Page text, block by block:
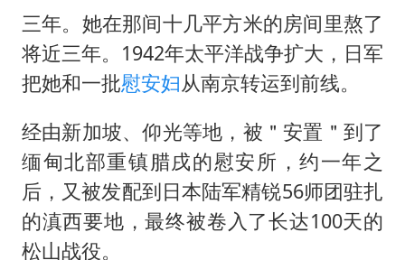
三年。她在那间十几平方米的房间里熬了
将近三年。1942年太平洋战争扩大，日军
把她和一批慰安妇从南京转运到前线。
经由新加坡、仰光等地，被＂安置＂到了
缅甸北部重镇腊戌的慰安所，约一年之
后，又被发配到日本陆军精锐56师团驻扎
的滇西要地，最终被卷入了长达100天的
松山战役。